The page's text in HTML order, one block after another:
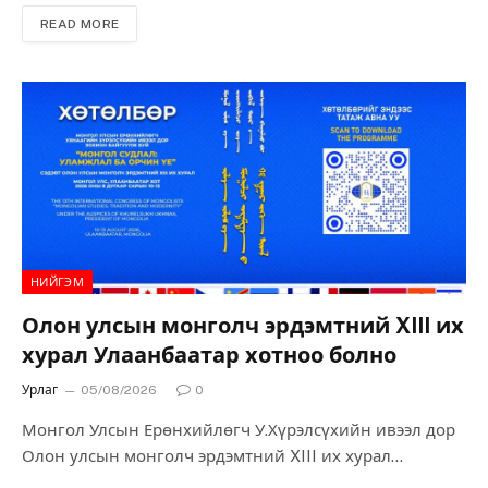
(ГИТИС)-ийн хамтын бүтээл болох Оросын алдарт
олон улсын хамтын бүтээл нь ГИТИС болон Ферганы
Орос драмын театрын уран бүтээлчдийн хамтын
ажиллагааны хүрээнд хэрэгжиж байгаа бөгөөд
Э.Билгүүний оролцоо нь Монголын театрын уран
бүтээлчдийн ур чадвар, бүтээлч чанарыг олон улсын
тайзнаа таниулах, соёл урлагийн хамтын ажиллагааг
өргөжүүлэхэд чухал ач холбогдолтой юм.
READ MORE
НИЙГЭМ
Олон улсын монголч эрдэмтний XIII их
хурал Улаанбаатар хотноо болно
Урлаг 05/08/2026 0
Монгол Улсын Ерөнхийлөгч У.Хүрэлсүхийн ивээл дор
Олон улсын монголч эрдэмтний XIII их хурал